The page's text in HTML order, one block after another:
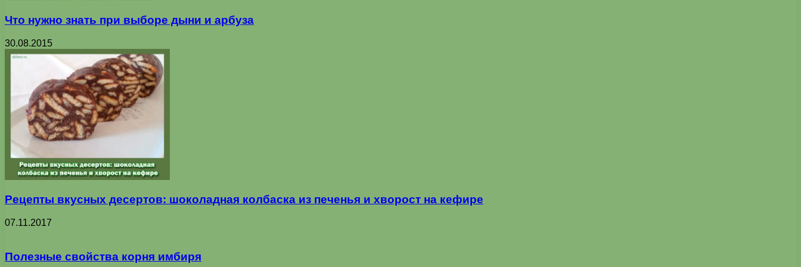
Что нужно знать при выборе дыни и арбуза
30.08.2015
Рецепты вкусных десертов: шоколадная колбаска из печенья и хворост на кефире
07.11.2017
Полезные свойства корня имбиря